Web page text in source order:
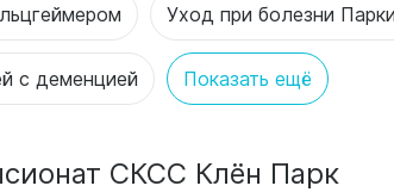
Уход при болезни
с деменцией Показать ещё
СКСС Клён Парк